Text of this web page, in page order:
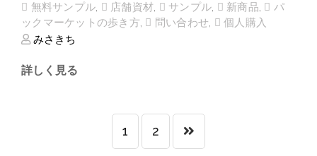
無料サンプル, 店舗資材, サンプル, 新商品,
パ
ックマーケットの歩き方, 問い合わせ,
個人購入
みさきち
詳しく見る
1 2